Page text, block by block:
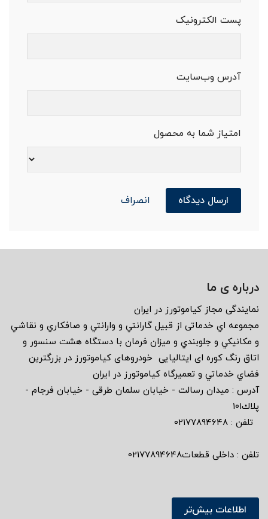
پست الکترونیک
آدرس وب‌سایت
امتیاز شما به محصول
ارسال دیدگاه انصراف
درباره ی ما
نمايندگى مجاز كياموتورز در ايران
مجموعه اي خدماتى از قبيل گارانتي و وارانتي و صافكاري و نقاشي
و مكانيكي و جلوبندي و ميزان فرمان با دستگاه هشت سنسور و
اتاق رنگ كوره اى ايتاليايى خودروهاى كياموتورز در بزرگترين
فضاي خدماتي و تعميرگاه كياموتورز در ايران
آدرس : ميدان رسالت - خيابان سلمان طرقى - خيابان فرجام -
پلاك١٠١
تلفن : ٠٢١٧٧٨٩٤٦٤٨
تلفن : داخلی قطعات02177894648
اطلاعات بیش‌تر